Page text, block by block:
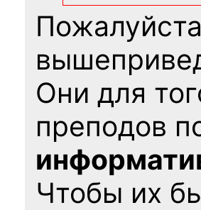
Они для
преподов
Чтобы их